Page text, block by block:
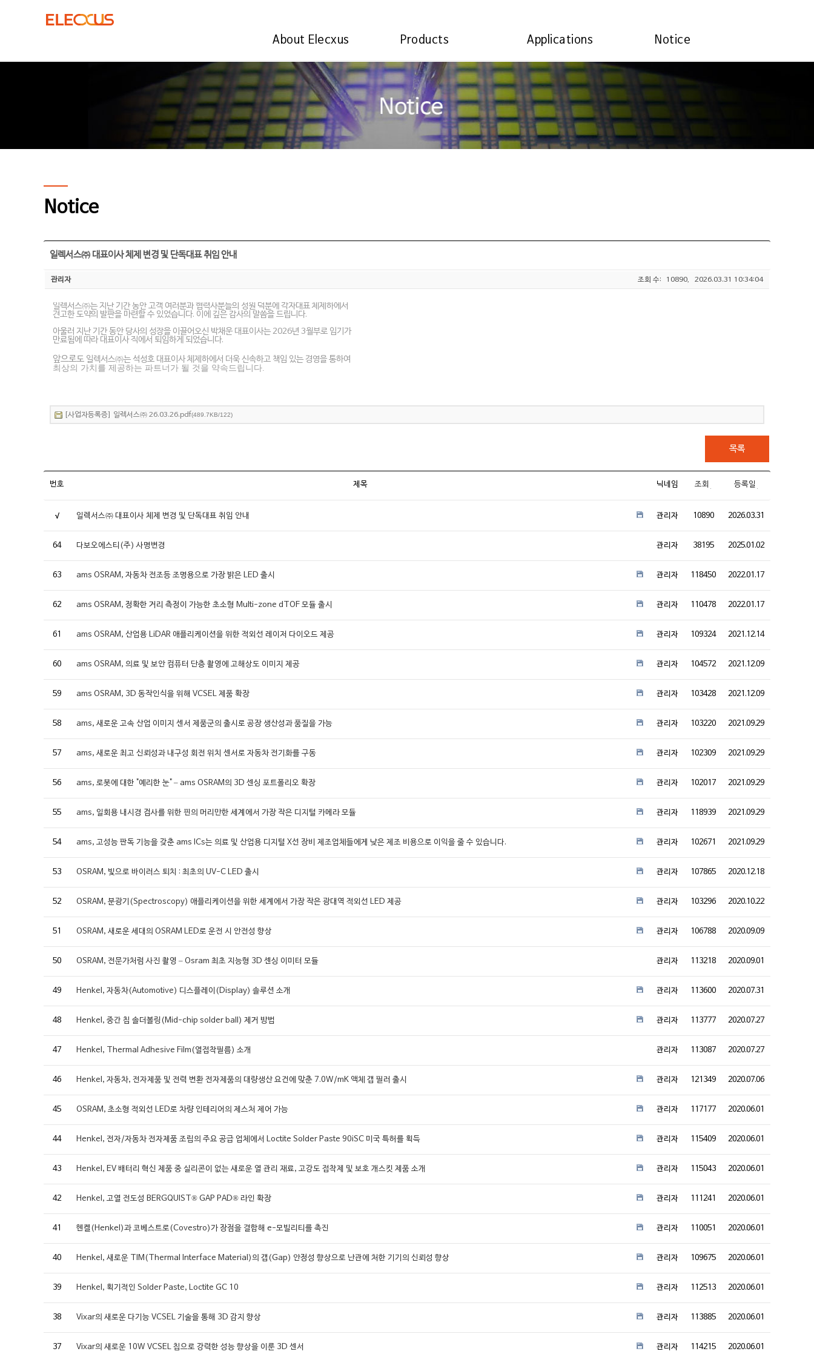
About Elecxus Products Applications Notice
Notice
일렉서스㈜ 대표이사 체제 변경 및 단독대표 취임 안내
관리자 조회 수: 10890, 2026.03.31 10:34:04
일렉서스㈜는 지난 기간 동안 고객 여러분과 협력사분들의 성원 덕분에 각자대표 체제하에서
견고한 도약의 발판을 마련할 수 있었습니다. 이에 깊은 감사의 말씀을 드립니다.
아울러 지난 기간 동안 당사의 성장을 이끌어오신 박채운 대표이사는 2026년 3월부로 임기가
만료됨에 따라 대표이사 직에서 퇴임하게 되었습니다.
앞으로도 일렉서스㈜는 석성호 대표이사 체제하에서 더욱 신속하고 책임 있는 경영을 통하여
최상의 가치를 제공하는 파트너가 될 것을 약속드립니다.
[사업자등록증] 일렉서스㈜ 26.03.26.pdf(489.7KB/122)
목록
번호 제목 닉네임 조회 등록일
√ 일렉서스㈜ 대표이사 체제 변경 및 단독대표 취임 안내 관리자 10890 2026.03.31
64 다보오에스티(주) 사명변경 관리자 38195 2025.01.02
63 ams OSRAM, 자동차 전조등 조명용으로 가장 밝은 LED 출시 관리자 118450 2022.01.17
62 ams OSRAM, 정확한 거리 측정이 가능한 초소형 Multi-zone dTOF 모듈 출시 관리자 110478 2022.01.17
61 ams OSRAM, 산업용 LiDAR 애플리케이션을 위한 적외선 레이저 다이오드 제공 관리자 109324 2021.12.14
60 ams OSRAM, 의료 및 보안 컴퓨터 단층 촬영에 고해상도 이미지 제공 관리자 104572 2021.12.09
59 ams OSRAM, 3D 동작인식을 위해 VCSEL 제품 확장 관리자 103428 2021.12.09
58 ams, 새로운 고속 산업 이미지 센서 제품군의 출시로 공장 생산성과 품질을 가능 관리자 103220 2021.09.29
57 ams, 새로운 최고 신뢰성과 내구성 회전 위치 센서로 자동차 전기화를 구동 관리자 102309 2021.09.29
56 ams, 로봇에 대한 "예리한 눈" – ams OSRAM의 3D 센싱 포트폴리오 확장 관리자 102017 2021.09.29
55 ams, 일회용 내시경 검사를 위한 핀의 머리만한 세계에서 가장 작은 디지털 카메라 모듈 관리자 118939 2021.09.29
54 ams, 고성능 판독 기능을 갖춘 ams ICs는 의료 및 산업용 디지털 X선 장비 제조업체들에게 낮은 제조 비용으로 이익을 줄 수 있습니다. 관리자 102671 2021.09.29
53 OSRAM, 빛으로 바이러스 퇴치 : 최초의 UV-C LED 출시 관리자 107865 2020.12.18
52 OSRAM, 분광기(Spectroscopy) 애플리케이션을 위한 세계에서 가장 작은 광대역 적외선 LED 제공 관리자 103296 2020.10.22
51 OSRAM, 새로운 세대의 OSRAM LED로 운전 시 안전성 향상 관리자 106788 2020.09.09
50 OSRAM, 전문가처럼 사진 촬영 – Osram 최초 지능형 3D 센싱 이미터 모듈 관리자 113218 2020.09.01
49 Henkel, 자동차(Automotive) 디스플레이(Display) 솔루션 소개 관리자 113600 2020.07.31
48 Henkel, 중간 칩 솔더볼링(Mid-chip solder ball) 제거 방법 관리자 113777 2020.07.27
47 Henkel, Thermal Adhesive Film(열접착필름) 소개 관리자 113087 2020.07.27
46 Henkel, 자동차, 전자제품 및 전력 변환 전자제품의 대량생산 요건에 맞춘 7.0W/mK 액체 갭 필러 출시 관리자 121349 2020.07.06
45 OSRAM, 초소형 적외선 LED로 차량 인테리어의 제스처 제어 가능 관리자 117177 2020.06.01
44 Henkel, 전자/자동차 전자제품 조립의 주요 공급 업체에서 Loctite Solder Paste 90iSC 미국 특허를 획득 관리자 115409 2020.06.01
43 Henkel, EV 배터리 혁신 제품 중 실리콘이 없는 새로운 열 관리 재료, 고강도 접착제 및 보호 개스킷 제품 소개 관리자 115043 2020.06.01
42 Henkel, 고열 전도성 BERGQUIST® GAP PAD® 라인 확장 관리자 111241 2020.06.01
41 헨켈(Henkel)과 코베스트로(Covestro)가 장점을 결합해 e-모빌리티를 촉진 관리자 110051 2020.06.01
40 Henkel, 새로운 TIM(Thermal Interface Material)의 갭(Gap) 안정성 향상으로 난관에 처한 기기의 신뢰성 향상 관리자 109675 2020.06.01
39 Henkel, 획기적인 Solder Paste, Loctite GC 10 관리자 112513 2020.06.01
38 Vixar의 새로운 다기능 VCSEL 기술을 통해 3D 감지 향상 관리자 113885 2020.06.01
37 Vixar의 새로운 10W VCSEL 칩으로 강력한 성능 향상을 이룬 3D 센서 관리자 114215 2020.06.01